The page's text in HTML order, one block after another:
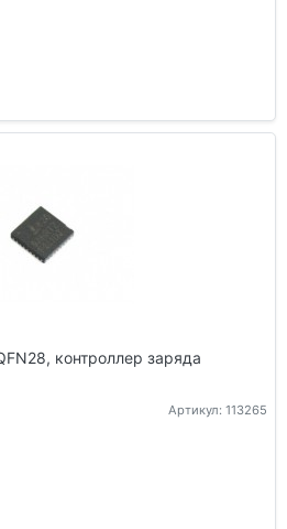
контроллер заряда
Артикул: 113265